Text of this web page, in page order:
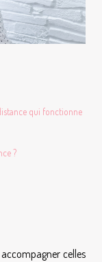
qui fonctionne
?
celles